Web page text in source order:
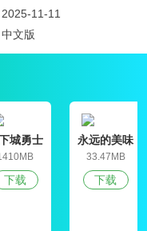
星或者小米就会更好一些。
讯公司精心打造的首款音乐舞
游戏当中，又以简单快捷的箭
游戏中跟着全民炫舞的音乐节
2025-11-11
中文版
城勇士
网版
下载
永远的美味
星球4破解版
33.47MB
下载